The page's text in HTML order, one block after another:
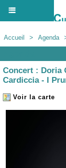
Accueil > Agenda
Concert : Doria
Cardiccia - I
Voir la carte